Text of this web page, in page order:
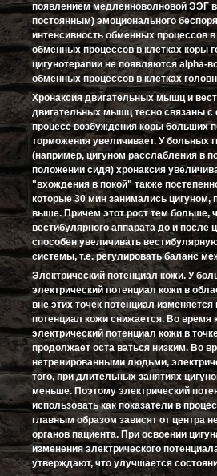
появлением медленноволновой ЭЭГ
постоянным) эмоционального
интенсивность обменных процессов
обменных процессов в клетках коры
цигунотерапии не появляются alpha-
обменных процессов в клетках
Хронаксия двигательных мышц и
двигательных мышц тесно связаны
процесс возбуждения коры больших
торможения увеличивает. У больных
(например, цигуном расслабления в
положении сидя) хронаксия
"вхождения в покой" также
которые 30 мин занимались цигуном,
выше. Причем этот рост тем больше,
вестибулярного аппарата до и после
способен увеличивать
системы, т.е. регулировать баланс
Электрический потенциал кожи. У
электрический потенциал кожи в
вне этих точек потенциал
потенциал кожи снижается. Во время
электрический потенциал кожи в
продолжает оста ваться низким. Во
нетренированными людьми,
того, при длительных занятиях
меньше. Поэтому электрический
использовать как показатели в
главным образом зависят от центра
органов пациента. При освоении
изменения электрического
утверждают, что улучшается